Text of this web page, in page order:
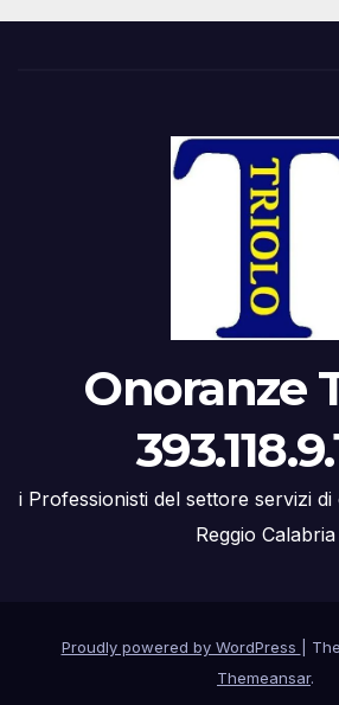
Onoranze
i Professionisti del settore servizi
Reggio Calabria
Proudly powered by WordPress
Themeansar.